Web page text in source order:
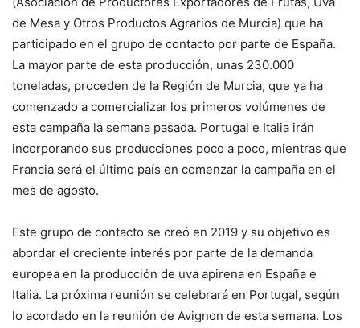
de Mesa y Otros Productos Agrarios de Murcia) que ha
participado en el grupo de contacto por parte de España.
La mayor parte de esta producción, unas 230.000
toneladas, proceden de la Región de Murcia, que ya ha
comenzado a comercializar los primeros volúmenes de
esta campaña la semana pasada. Portugal e Italia irán
incorporando sus producciones poco a poco, mientras que
Francia será el último país en comenzar la campaña en el
mes de agosto.
Este grupo de contacto se creó en 2019 y su objetivo es
abordar el creciente interés por parte de la demanda
europea en la producción de uva apirena en España e
Italia. La próxima reunión se celebrará en Portugal, según
lo acordado en la reunión de Avignon de esta semana. Los